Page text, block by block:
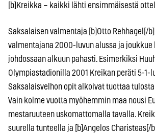
[b]Kreikka – kaikki lähti ensimmäisestä
Saksalaisen valmentaja [b]Otto Rehhagel[/
valmentajana 2000-luvun alussa ja joukkue
johdossaan alkuun pahasti. Esimerkiksi
Olympiastadionilla 2001 Kreikan peräti 5-1-
Saksalaisvelhon opit alkoivat tuottaa
Vain kolme vuotta myöhemmin maa nousi
mestaruuteen uskomattomalla tavalla.
suurella tunteella ja [b]Angelos Charisteas[/